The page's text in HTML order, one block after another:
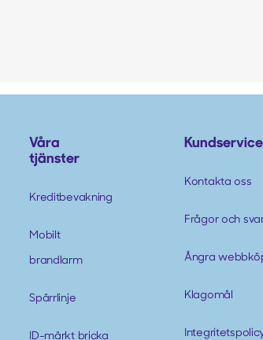
Våra
tjänster
Kreditbevakning
Mobilt
brandlarm
Spärrlinje
ID-märkt bricka
Kundservice
Kontakta oss
Frågor och
Ångra
Klagomål